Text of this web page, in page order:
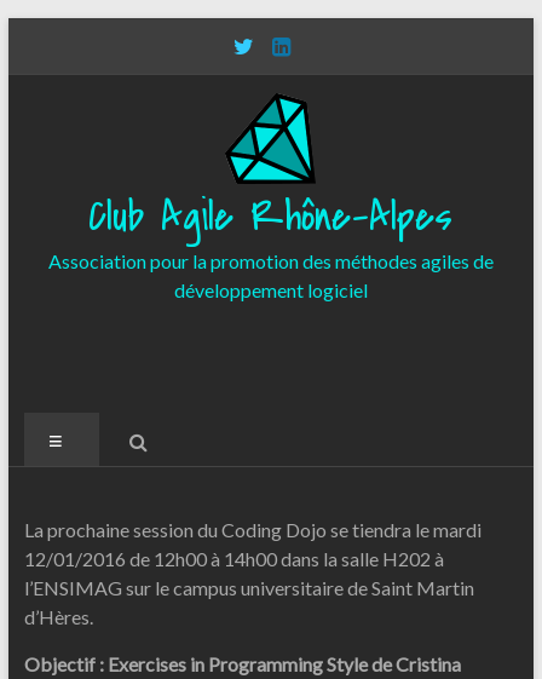
contenu
Club Agile Rhône-Alpes
Association pour la promotion des méthodes agiles de
développement logiciel
Menu
La prochaine session du Coding Dojo se tiendra le mardi
12/01/2016 de 12h00 à 14h00 dans la salle H202 à
l’ENSIMAG sur le campus universitaire de Saint Martin
d’Hères.
Objectif : Exercises in Programming Style de Cristina